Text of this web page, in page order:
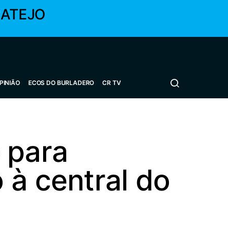
ECOS DO BURLADERO CR TV
à central do